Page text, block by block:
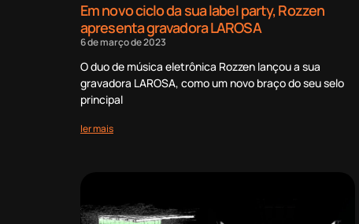
Em novo ciclo da sua label party, Rozzen
apresenta gravadora LAROSA
6 de março de 2023
O duo de música eletrônica Rozzen lançou a sua
gravadora LAROSA, como um novo braço do seu selo
principal
ler mais